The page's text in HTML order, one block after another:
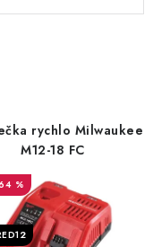
rychlo Milwaukee
M12-18 FC
%